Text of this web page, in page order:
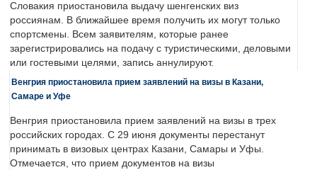
Словакия приостановила выдачу шенгенских виз
россиянам. В ближайшее время получить их могут только
спортсмены. Всем заявителям, которые ранее
зарегистрировались на подачу с туристическими, деловыми
или гостевыми целями, запись аннулируют.
Венгрия приостановила прием заявлений на визы в Казани,
Самаре и Уфе
Венгрия приостановила прием заявлений на визы в трех
российских городах. С 29 июня документы перестанут
принимать в визовых центрах Казани, Самары и Уфы.
Отмечается, что прием документов на визы